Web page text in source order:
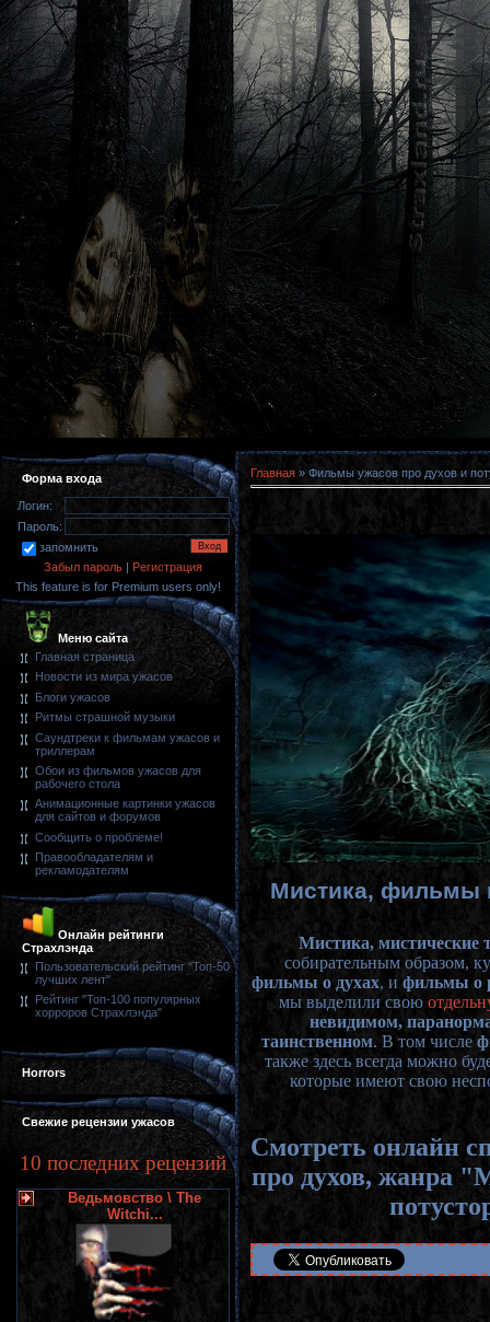
Форма входа
Логин:
Пароль:
запомнить
Забыл пароль | Регистрация
This feature is for Premium users only!
Меню сайта
Главная страница
Новости из мира ужасов
Блоги ужасов
Ритмы страшной музыки
Саундтреки к фильмам ужасов и
триллерам
Обои из фильмов ужасов для
рабочего стола
Анимационные картинки ужасов
для сайтов и форумов
Сообщить о проблеме!
Правообладателям и
рекламодателям
Онлайн рейтинги
Страхлэнда
Пользовательский рейтинг "Топ-50
лучших лент"
Рейтинг "Топ-100 популярных
хорроров Страхлэнда"
Horrors
Свежие рецензии ужасов
10 последних рецензий
Ведьмовство \ The
Witchi...
Главная » Фильмы ужасов про духов и
Мистика, фильмы
Мистика,
собирательным образом,
фильмы о духах, и фильмы о
мы выделили свою
невидимом,
таинственном. В том числе
также здесь всегда можно
которые имеют свою
Смотреть онлайн
про духов, жанра